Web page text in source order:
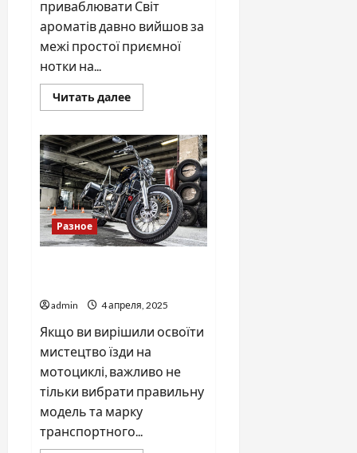
приваблювати Світ
ароматів давно вийшов за
межі простої приємної
нотки на...
Читать далееПрочитать
больше
з
феромонами:
секрет
привабливості
для
жінок
і
чоловіків
Разное
admin 4 апреля, 2025
Якщо ви вирішили освоїти
мистецтво їзди на
мотоциклі, важливо не
тільки вибрати правильну
модель та марку
транспортного...